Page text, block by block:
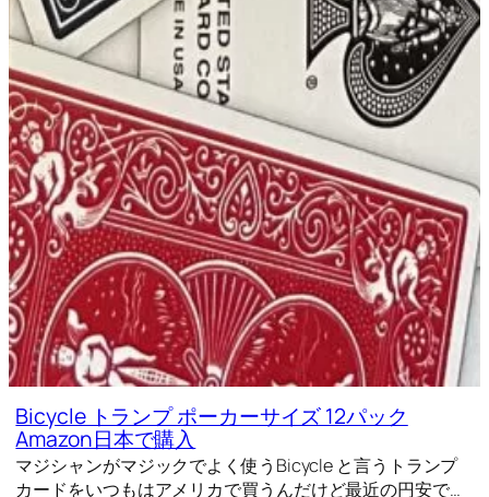
Bicycle トランプ ポーカーサイズ 12パック
Amazon日本で購入
マジシャンがマジックでよく使うBicycle と言うトランプ
カードをいつもはアメリカで買うんだけど最近の円安で…